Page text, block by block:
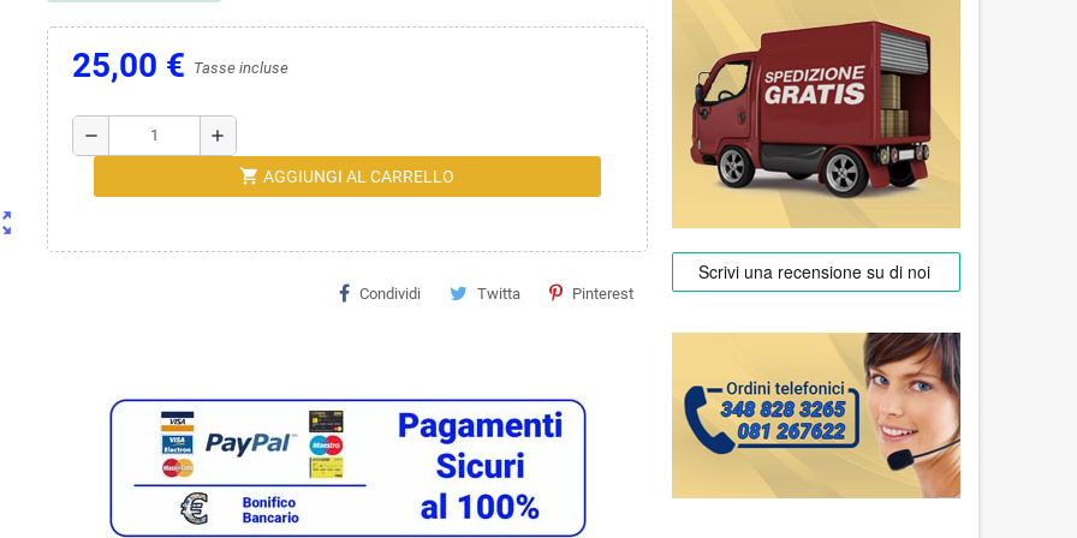
25,00 € Tasse incluse
remove add
shopping_cart AGGIUNGI AL CARRELLO
Condividi Twitta Pinterest